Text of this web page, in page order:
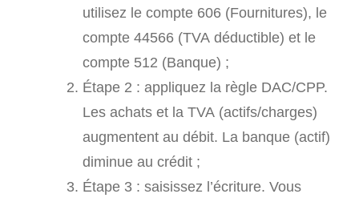
utilisez le compte 606 (Fournitures), le
compte 44566 (TVA déductible) et le
compte 512 (Banque) ;
Étape 2 : appliquez la règle DAC/CPP.
Les achats et la TVA (actifs/charges)
augmentent au débit. La banque (actif)
diminue au crédit ;
Étape 3 : saisissez l’écriture. Vous